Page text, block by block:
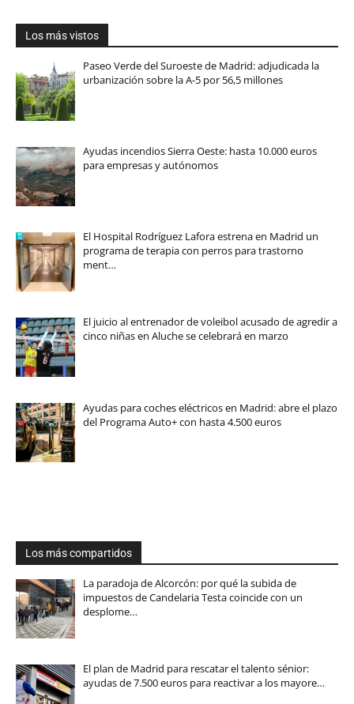
Los más vistos
Paseo Verde del Suroeste de Madrid: adjudicada la
urbanización sobre la A-5 por 56,5 millones
Ayudas incendios Sierra Oeste: hasta 10.000 euros
para empresas y autónomos
El Hospital Rodríguez Lafora estrena en Madrid un
programa de terapia con perros para trastorno
ment…
El juicio al entrenador de voleibol acusado de agredir a
cinco niñas en Aluche se celebrará en marzo
Ayudas para coches eléctricos en Madrid: abre el plazo
del Programa Auto+ con hasta 4.500 euros
Los más compartidos
La paradoja de Alcorcón: por qué la subida de
impuestos de Candelaria Testa coincide con un
desplome…
El plan de Madrid para rescatar el talento sénior:
ayudas de 7.500 euros para reactivar a los mayore…